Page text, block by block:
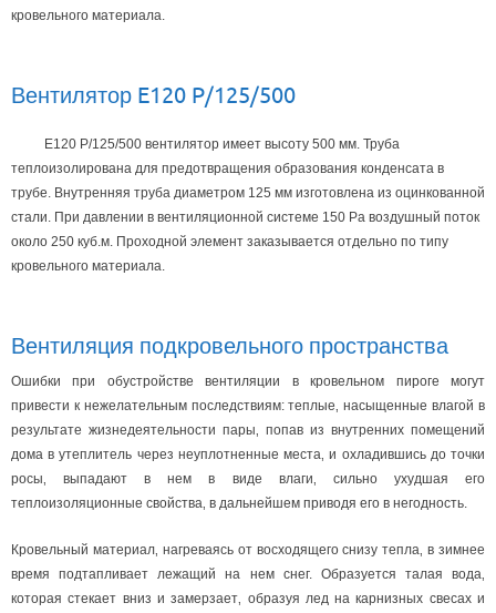
кровельного материала.
Вентилятор E120 P/125/500
E120 P/125/500 вентилятор имеет высоту 500 мм. Труба
теплоизолирована для предотвращения образования конденсата в
трубе. Внутренняя труба диаметром 125 мм изготовлена из оцинкованной
стали. При давлении в вентиляционной системе 150 Ра воздушный поток
около 250 куб.м. Проходной элемент заказывается отдельно по типу
кровельного материала.
Вентиляция подкровельного пространства
Ошибки при обустройстве вентиляции в кровельном пироге могут
привести к нежелательным последствиям: теплые‚ насыщенные влагой в
результате жизнедеятельности пары‚ попав из внутренних помещений
дома в утеплитель через неуплотненные места‚ и охладившись до точки
росы‚ выпадают в нем в виде влаги‚ сильно ухудшая его
теплоизоляционные свойства‚ в дальнейшем приводя его в негодность.
Кровельный материал‚ нагреваясь от восходящего снизу тепла‚ в зимнее
время подтапливает лежащий на нем снег. Образуется талая вода‚
которая стекает вниз и замерзает‚ образуя лед на карнизных свесах и